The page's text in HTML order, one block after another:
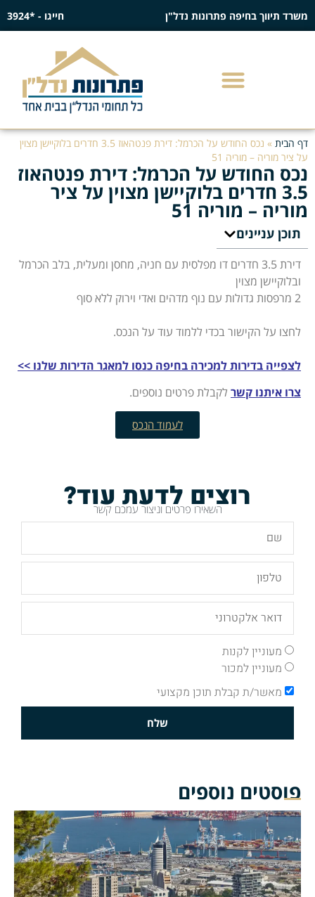
משרד תיווך בחיפה פתרונות נדל"ן חייגו - *3924
דף הבית »
נכס החודש על הכרמל: דירת פנטהאוז 3.5 חדרים בלוקיישן מצוין
על ציר מוריה – מוריה 51
נכס החודש על הכרמל: דירת פנטהאוז
3.5 חדרים בלוקיישן מצוין על ציר
מוריה – מוריה 51
תוכן עניינים
דירת 3.5 חדרים דו מפלסית עם חניה, מחסן ומעלית, בלב הכרמל
ובלוקיישן מצוין
2 מרפסות גדולות עם נוף מדהים ואדי וירוק ללא סוף
לחצו על הקישור בכדי ללמוד עוד על הנכס.
לצפייה בדירות למכירה בחיפה כנסו למאגר הדירות שלנו >>
צרו איתנו קשר לקבלת פרטים נוספים.
לעמוד הנכס
רוצים לדעת עוד?
השאירו פרטים וניצור עמכם קשר
מעוניין לקנות
מעוניין למכור
מאשר/ת קבלת תוכן מקצועי
שלח
פוסטים נוספים